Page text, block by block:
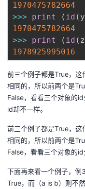
1970475782664
>>> print ( id ( y
1970475782664
>>> print ( id ( z
1978925995016
前三个例子都是True，
相同的，所以前两个是
False，看看三个对象的
id却不一样。
前三个例子都是True，
相同的，所以前两个是
False，看看三个对象的id
下面再来看一个例子，
True，而（a is b）则不然